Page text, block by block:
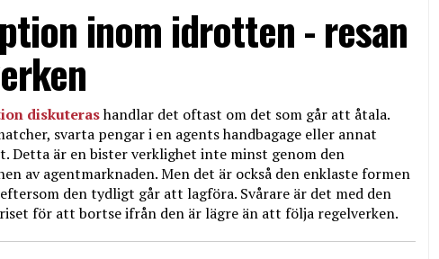
inom idrotten - resan
diskuterashandlar det oftast om det som går att åtala.
svarta pengar i en agents handbagage eller annat
Detta är en bister verklighet inte minst genom den
av agentmarknaden. Men det är också den enklaste formen
den tydligt går att lagföra. Svårare är det med den
för att bortse ifrån den är lägre än att följa regelverken.